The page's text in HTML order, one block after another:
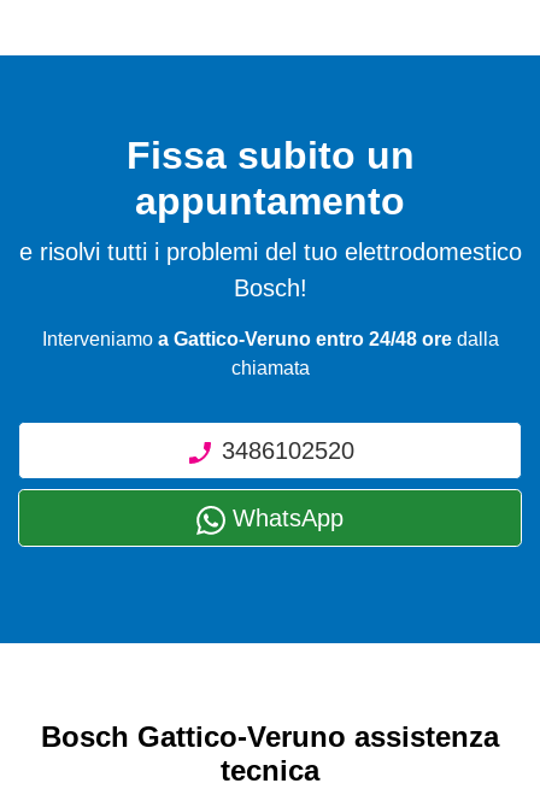
Fissa subito un
appuntamento
e risolvi tutti i problemi del tuo elettrodomestico
Bosch!
Interveniamo a Gattico-Veruno entro 24/48 oredalla
chiamata
3486102520
WhatsApp
Bosch Gattico-Veruno assistenza
tecnica